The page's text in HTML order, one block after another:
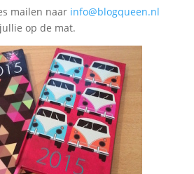
mailen naar info@blogqueen.nl
op de mat.